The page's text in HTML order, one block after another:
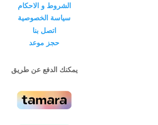
الشروط و الاحكام
سياسة الخصوصية
اتصل بنا
حجز موعد
يمكنك الدفع عن طريق